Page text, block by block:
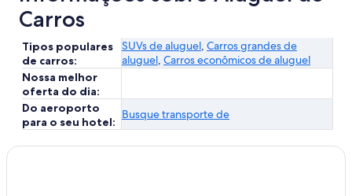
Carros
Tipos populares
de carros:
SUVs de aluguel, Carros grandes de
aluguel, Carros econômicos de aluguel
Nossa melhor
oferta do dia:
Do aeroporto
para o seu hotel:
Busque transporte de